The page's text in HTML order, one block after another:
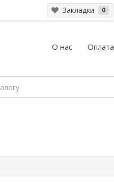
Закладки 0
О нас Оплата